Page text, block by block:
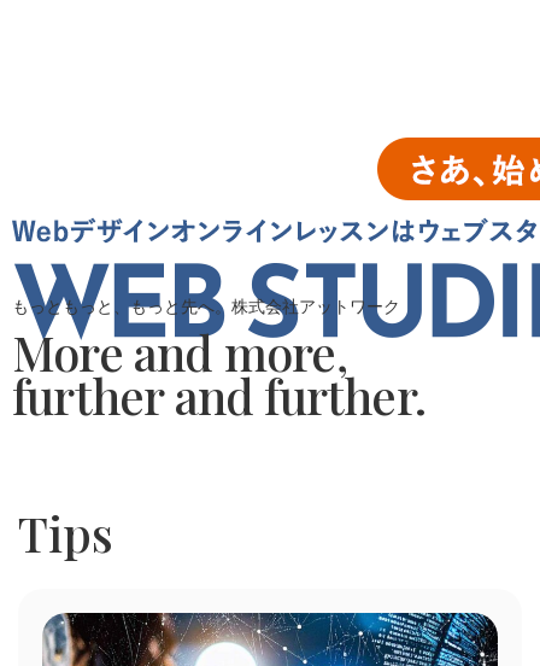
もっともっと、もっと先へ。株式会社アットワーク
More and more,
further and further.
Tips